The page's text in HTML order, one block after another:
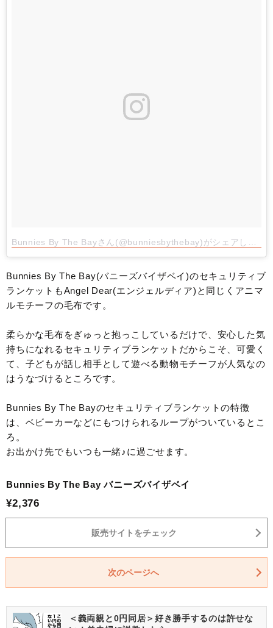
Bunnies By The Bayさん(@bunniesbythebay)がシェアした投稿
Bunnies By The Bay(バニーズバイザベイ)のセキュリティブ
ランケットもAngel Dear(エンジェルディア)と同じくアニマ
ルモチーフの毛布です。
柔らかな毛布をぎゅっと抱っこしているだけで、安心した気
持ちになれるセキュリティブランケットだからこそ、可愛く
て、子どもが話し相手として遊べる動物モチーフが人気なの
はうなづけるところです。
Bunnies By The Bayのセキュリティブランケットの特徴
は、ベビーカーなどにもつけられるループがついているとこ
ろ。
お出かけ先でもいつも一緒♪に過ごせます。
Bunnies By The Bay バニーズバイザベイ
¥2,376
販売サイトをチェック
次のページへ
＜義両親と0円同居＞好き勝手するのは許せな